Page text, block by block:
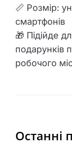
📏 Розмір:
смартфонів
🎁 Підійде
подарунків
робочого
Останні